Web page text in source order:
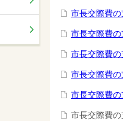
市長交際費の
市長交際費の
市長交際費の
市長交際費の
市長交際費の
市長交際費の